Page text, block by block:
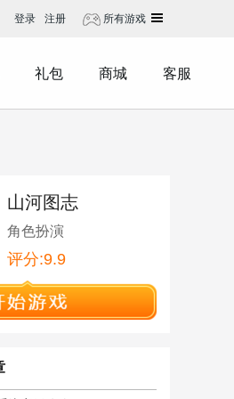
登录 注册 所有游戏
礼包 商城 客服
山河图志
角色扮演
评分:9.9